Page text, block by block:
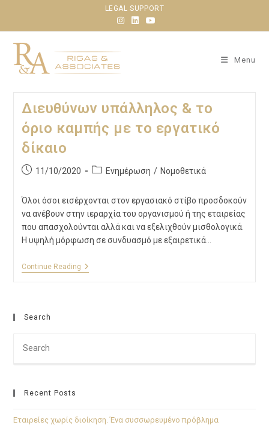
LEGAL SUPPORT
Menu
Διευθύνων υπάλληλος & το
όριο καμπής με το εργατικό
δίκαιο
11/10/2020 Ενημέρωση / Νομοθετικά
Όλοι όσοι εισέρχονται στον εργασιακό στίβο προσδοκούν
να ανέβουν στην ιεραρχία του οργανισμού ή της εταιρείας
που απασχολούνται αλλά και να εξελιχθούν μισθολογικά.
Η υψηλή μόρφωση σε συνδυασμό με εξαιρετικά…
Continue Reading
Search
Recent Posts
Εταιρείες χωρίς διοίκηση. Ένα συσσωρευμένο πρόβλημα